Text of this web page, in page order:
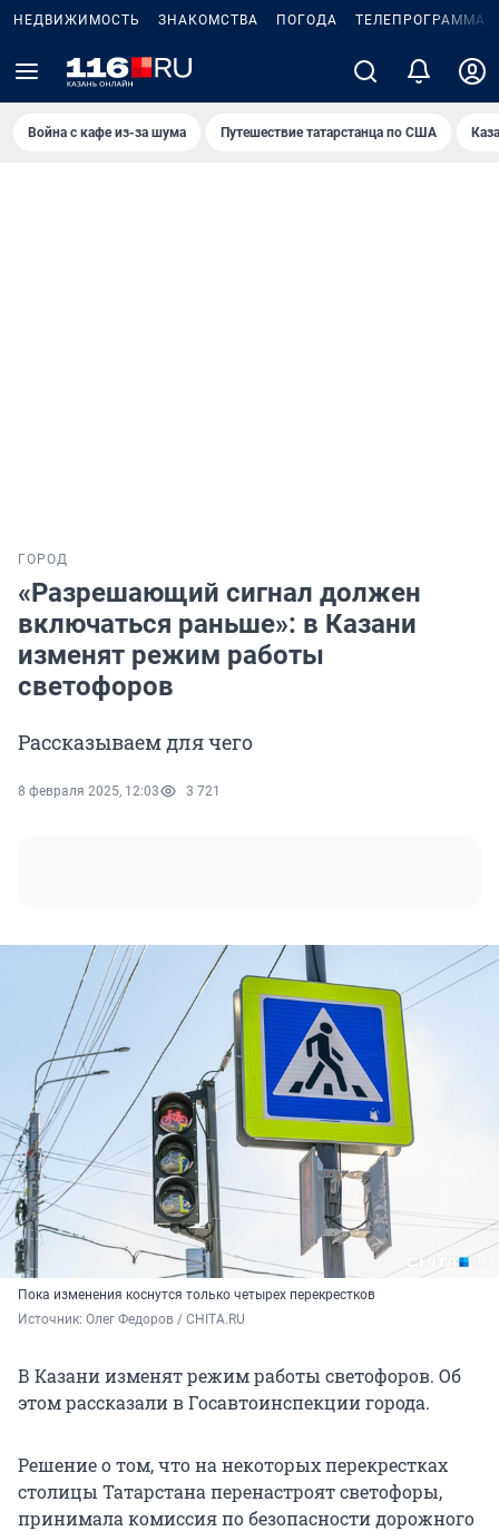
НЕДВИЖИМОСТЬ ЗНАКОМСТВА ПОГОДА ТЕЛЕПРОГРАММА
Война с кафе из-за шума Путешествие татарстанца по США
ГОРОД
«Разрешающий сигнал должен
включаться раньше»: в Казани
изменят режим работы
светофоров
Рассказываем для чего
8 февраля 2025, 12:03 3 721
Пока изменения коснутся только четырех перекрестков
Источник: Олег Федоров / CHITA.RU
В Казани изменят режим работы светофоров. Об
этом рассказали в Госавтоинспекции города.
Решение о том, что на некоторых перекрестках
столицы Татарстана перенастроят светофоры,
принимала комиссия по безопасности дорожного